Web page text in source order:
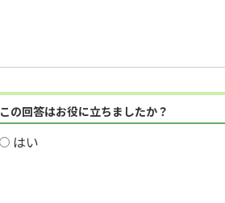
この回答はお役に立ちましたか？
はい